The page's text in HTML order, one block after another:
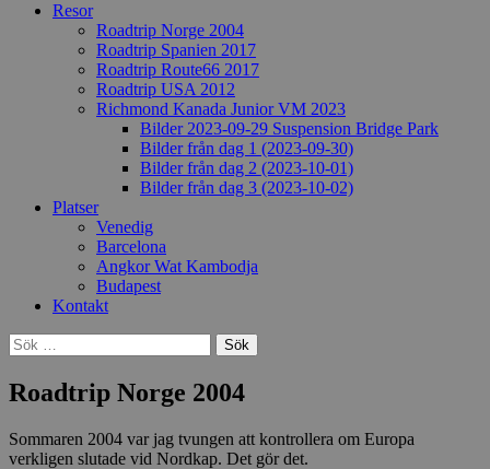
Resor
Roadtrip Norge 2004
Roadtrip Spanien 2017
Roadtrip Route66 2017
Roadtrip USA 2012
Richmond Kanada Junior VM 2023
Bilder 2023-09-29 Suspension Bridge Park
Bilder från dag 1 (2023-09-30)
Bilder från dag 2 (2023-10-01)
Bilder från dag 3 (2023-10-02)
Platser
Venedig
Barcelona
Angkor Wat Kambodja
Budapest
Kontakt
Sök
efter:
Roadtrip Norge 2004
Sommaren 2004 var jag tvungen att kontrollera om Europa
verkligen slutade vid Nordkap. Det gör det.